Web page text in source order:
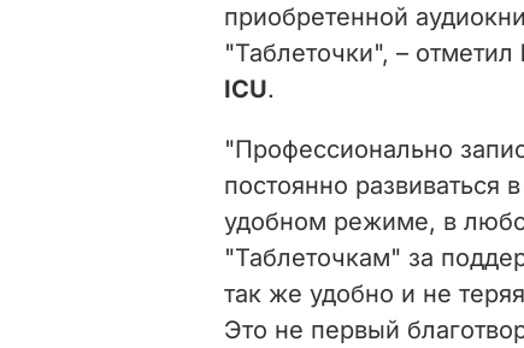
приобретенной
"Таблеточки", – отметил
ICU.
"Профессионально
постоянно развиваться
удобном режиме, в
"Таблеточкам" за
так же удобно и не
Это не первый